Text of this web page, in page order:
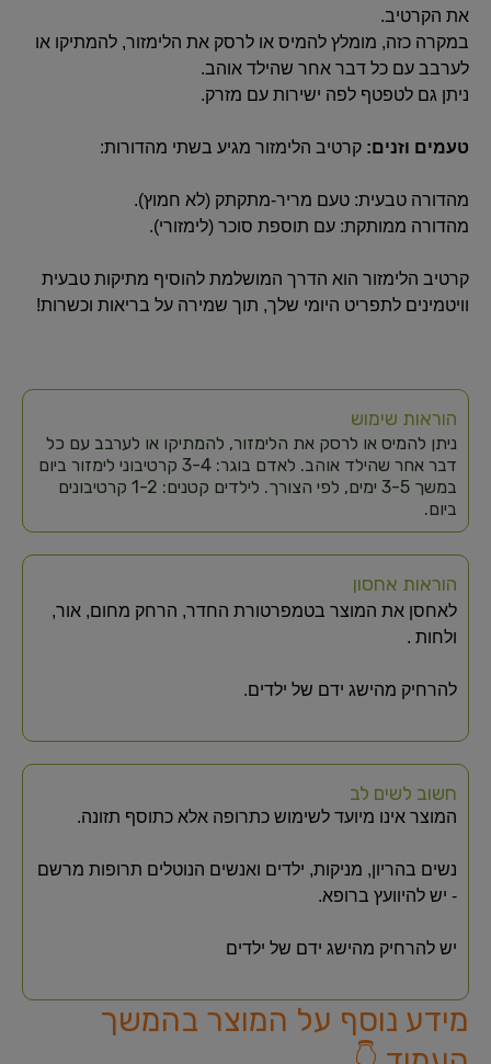
את הקרטיב.
במקרה כזה, מומלץ להמיס או לרסק את הלימזור, להמתיקו או
לערבב עם כל דבר אחר שהילד אוהב.
ניתן גם לטפטף לפה ישירות עם מזרק.
טעמים וזנים: קרטיב הלימזור מגיע בשתי מהדורות:
מהדורה טבעית: טעם מריר-מתקתק (לא חמוץ).
מהדורה ממותקת: עם תוספת סוכר (לימזורי).
קרטיב הלימזור הוא הדרך המושלמת להוסיף מתיקות טבעית
וויטמינים לתפריט היומי שלך, תוך שמירה על בריאות וכשרות!
הוראות שימוש
ניתן להמיס או לרסק את הלימזור, להמתיקו או לערבב עם כל
דבר אחר שהילד אוהב. לאדם בוגר: 3-4 קרטיבוני לימזור ביום
במשך 3-5 ימים, לפי הצורך. לילדים קטנים: 1-2 קרטיבונים
ביום.
הוראות אחסון
לאחסן את המוצר בטמפרטורת החדר, הרחק מחום, אור,
ולחות .
להרחיק מהישג ידם של ילדים.
חשוב לשים לב
המוצר אינו מיועד לשימוש כתרופה אלא כתוסף תזונה.
נשים בהריון, מניקות, ילדים ואנשים הנוטלים תרופות מרשם
- יש להיוועץ ברופא.
יש להרחיק מהישג ידם של ילדים
מידע נוסף על המוצר בהמשך